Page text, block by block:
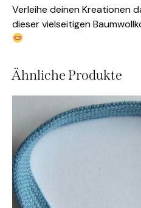
Verleihe deinen Kreationen
dieser vielseitigen
Ähnliche Produkte